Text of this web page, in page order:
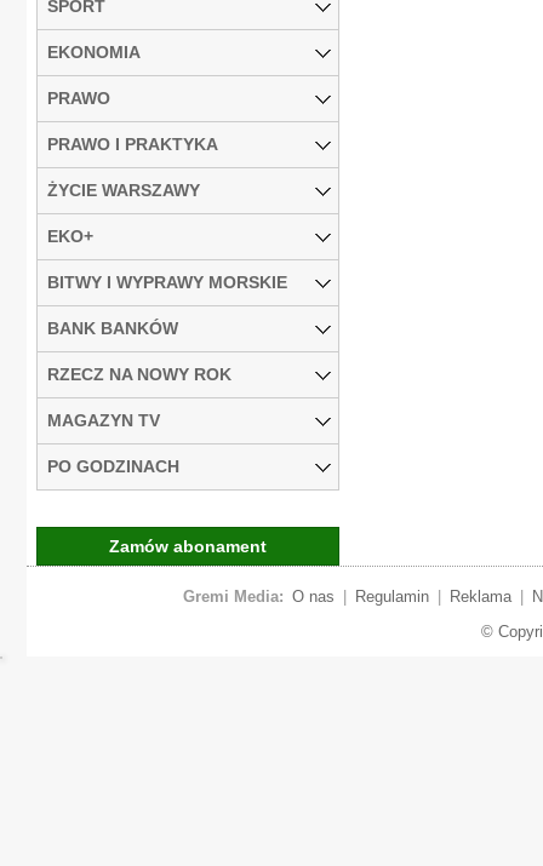
SPORT
EKONOMIA
PRAWO
PRAWO I PRAKTYKA
ŻYCIE WARSZAWY
EKO+
BITWY I WYPRAWY MORSKIE
BANK BANKÓW
RZECZ NA NOWY ROK
MAGAZYN TV
PO GODZINACH
Zamów abonament
Gremi Media: O nas Regulamin Reklama
©